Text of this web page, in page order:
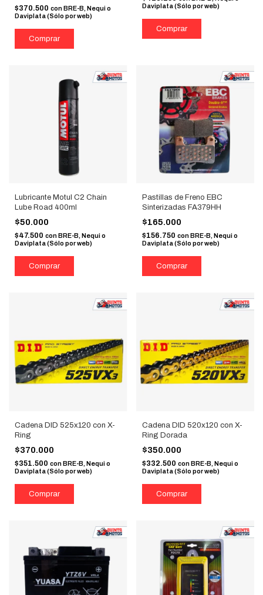
$370.500 conBRE-B, Nequi o
Daviplata (Sólo por web)
Daviplata (Sólo por web)
Lubricante Motul C2 Chain
Lube Road 400ml
$50.000
$47.500 con BRE-B, Nequi o
Daviplata (Sólo por web)
Pastillas de Freno EBC
Sinterizadas FA379HH
$165.000
$156.750 con BRE-B, Nequi o
Daviplata (Sólo por web)
Cadena DID 525x120 con X-
Ring
$370.000
$351.500 conBRE-B, Nequi o
Daviplata (Sólo por web)
Cadena DID 520x120 con X-
Ring Dorada
$350.000
$332.500 con BRE-B, Nequi o
Daviplata (Sólo por web)